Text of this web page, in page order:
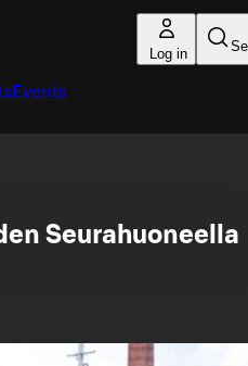
Log in
Events
Seurahuoneella